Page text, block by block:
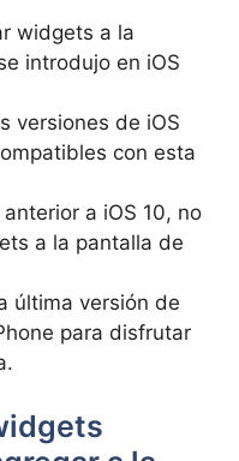
widgets a la
introdujo en iOS
versiones de iOS
con esta
a iOS 10, no
a la ⁤pantalla de
última versión de
para disfrutar